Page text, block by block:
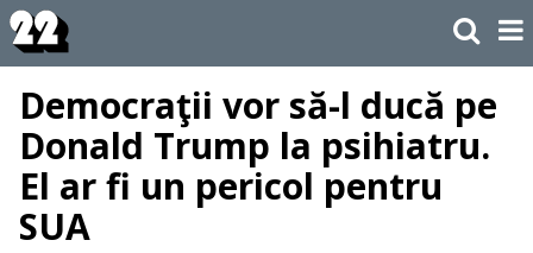
Democraţii vor să-l ducă pe
Donald Trump la psihiatru.
El ar fi un pericol pentru
SUA